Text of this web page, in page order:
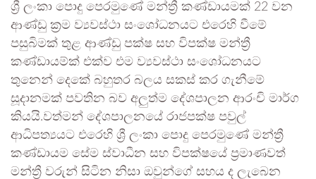
ශ්‍රී ලංකා පොදු පෙරමුණේ මන්ත්‍රී කණ්ඩායමක් 22 වන
ආණ්ඩු ක්‍රම ව්‍යවස්ථා සංශෝධනයට එරෙහි වීමේ
පසුබිමක් තුළ ආණ්ඩු පක්ෂ සහ විපක්ෂ මන්ත්‍රී
කණ්ඩායම්ක් එක්ව එම ව්‍යවස්ථා සංශෝධනයට
තුනෙන් දෙකේ බහුතර බලය සකස් කර ගැනීමේ
සූදානමක් පවතින බව අලුත්ම දේශපාලන ආරංචි මාර්ග
කියයි.වත්මන් දේශපාලනයේ රාජපක්ෂ පවුල්
ආධිපත්‍යයට එරෙහි ශ්‍රී ලංකා පොදු පෙරමුණේ මන්ත්‍රී
කණ්ඩායම සේම ස්වාධීන සහ විපක්ෂයේ ප්‍රමාණවත්
මන්ත්‍රී වරුන් සිටින නිසා ඔවුන්ගේ සහය ද ලැබෙන